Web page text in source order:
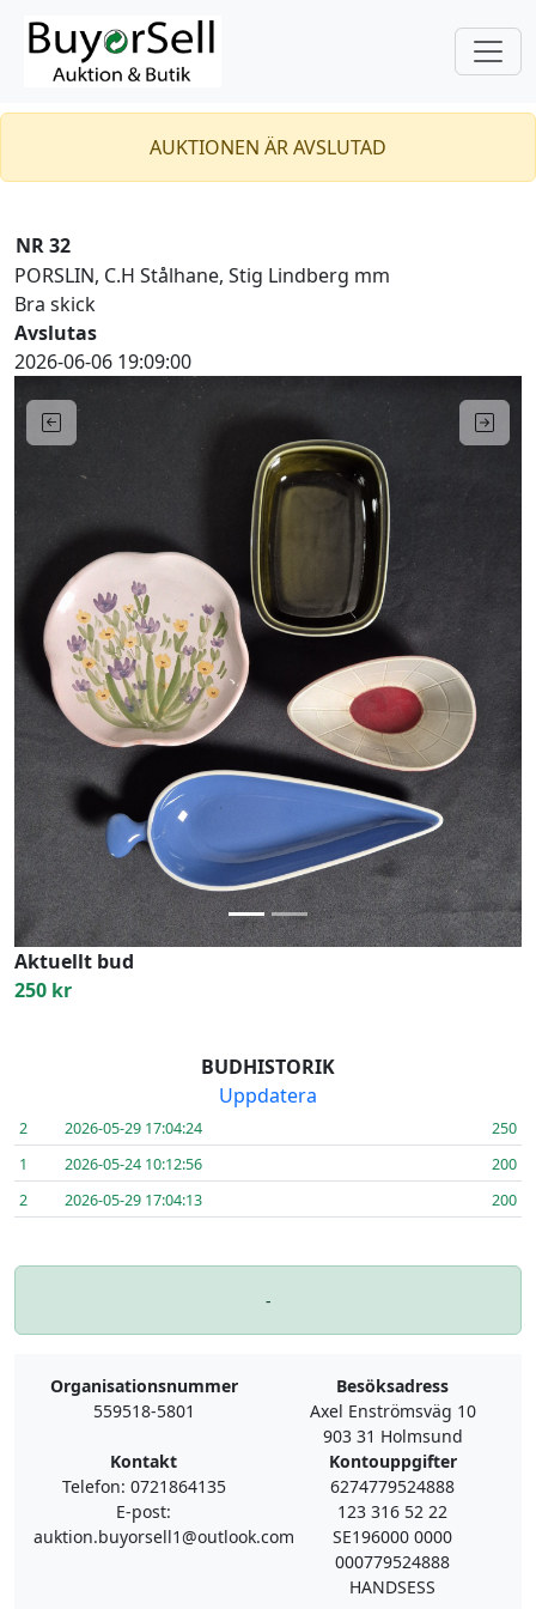
AUKTIONEN ÄR AVSLUTAD
NR 32
PORSLIN, C.H Stålhane, Stig Lindberg mm
Bra skick
Avslutas
2026-06-06 19:09:00
Previous
Aktuellt bud
250 kr
BUDHISTORIK
Uppdatera
2 2026-05-29 17:04:24
250
1
2026-05-24 10:12:56
200
2
2026-05-29 17:04:13 200
-
Organisationsnummer
559518-5801
Besöksadress
Axel Enströmsväg 10
903 31 Holmsund
Kontakt
Telefon: 0721864135
E-post:
auktion.buyorsell1@outlook.com
Kontouppgifter
6274779524888
123 316 52 22
SE196000 0000
000779524888
HANDSESS